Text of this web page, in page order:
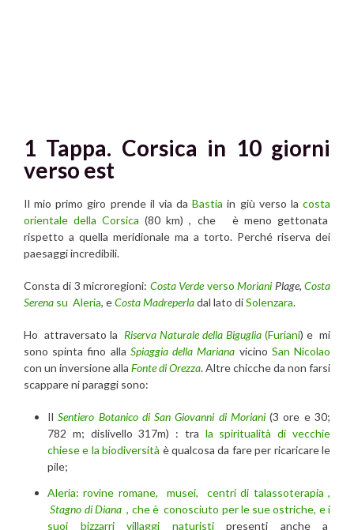
1 Tappa. Corsica in 10 giorni
verso est
Il mio primo giro prende il via daBastia in giù verso lacosta
orientale della Corsica (80 km) , che è meno gettonata
rispetto a quella meridionale ma a torto. Perché riserva dei
paesaggi incredibili.
Consta di 3 microregioni: Costa Verdeverso Moriani Plage,Costa
Serena su Aleria, eCosta Madreperladal lato diSolenzara.
Ho attraversato la Riserva Naturale della Biguglia (Furiani) e mi
sono spinta fino alla Spiaggia della Mariana vicino San Nicolao
con un inversione alla Fonte di Orezza. Altre chicche da non farsi
scappare ni paraggi sono:
IlSentiero Botanico di San Giovanni di Moriani(3 ore e 30;
782 m; dislivello 317m) : tra la spiritualità di vecchie
chiese e la biodiversità è qualcosa da fare per ricaricare le
pile;
Aleria: rovine romane, musei, centri di talassoterapia ,
Stagno di Diana, che è conosciuto per le sue ostriche, e i
suoi bizzarri villaggi naturistipresenti anche a